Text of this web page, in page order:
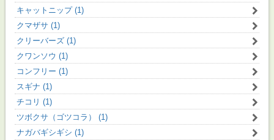
キャットニップ (1)
クマザサ (1)
クリーバーズ (1)
クワンソウ (1)
コンフリー (1)
スギナ (1)
チコリ (1)
ツボクサ（ゴツコラ） (1)
ナガバギシギシ (1)